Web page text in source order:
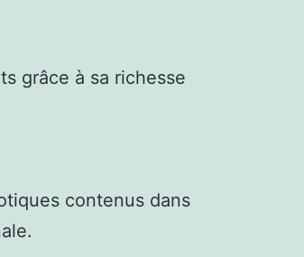
grâce à sa richesse
contenus dans